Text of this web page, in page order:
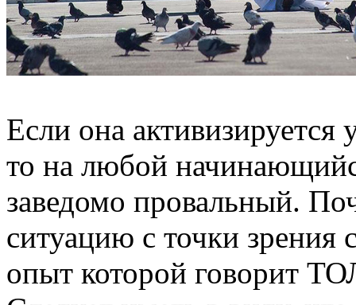
Если она
то на любой
заведомо провальный.
ситуацию с точки
опыт которой говорит